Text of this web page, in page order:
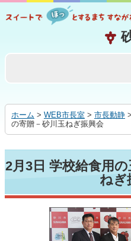
る
ホーム > WEB市長室 > 市長動静 >
の寄贈－砂川玉ねぎ振興会
2月3日 学校給食用
ねぎ